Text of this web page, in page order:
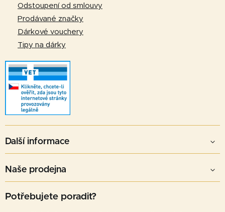
Odstoupení od smlouvy
Prodávané značky
Dárkové vouchery
Tipy na dárky
Další informace
Naše prodejna
Potřebujete poradit?